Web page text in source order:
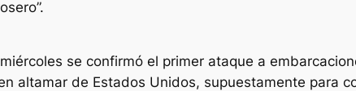
se confirmó el primer ataque a
altamar de Estados Unidos, supuestamente para